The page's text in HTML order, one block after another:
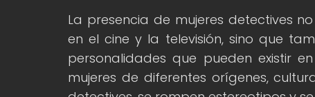
La presencia de mujeres detectives
en el cine y la televisión, sino que
personalidades que pueden existir
mujeres de diferentes orígenes,